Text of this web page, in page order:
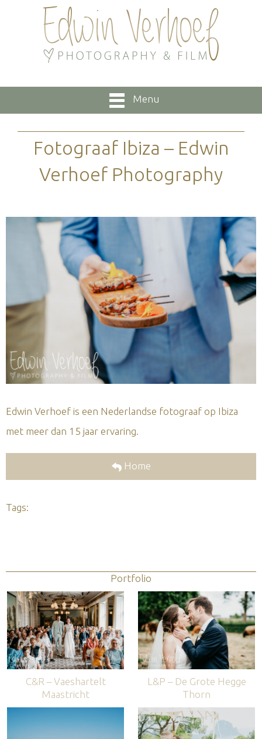
Menu
Fotograaf Ibiza – Edwin
Verhoef Photography
Edwin Verhoef is een Nederlandse fotograaf op Ibiza
met meer dan 15 jaar ervaring.
Home
Tags:
Portfolio
C&R – Vaeshartelt
Maastricht
L&P – De Grote Hegge
Thorn